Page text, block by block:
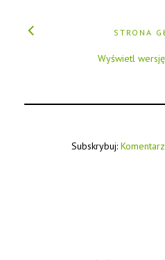
STRONA
Wyświetl
Subskrybuj: